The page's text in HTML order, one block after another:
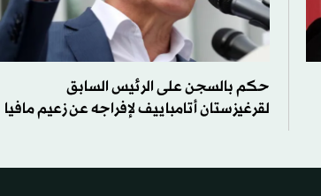
حكم بالسجن على الرئيس السابق
لقرغيزستان أتامباييف لإفراجه عن زعيم مافيا